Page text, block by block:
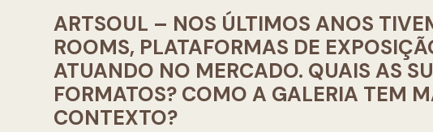
ARTSOUL – NOS ÚLTIMOS ANOS
ROOMS, PLATAFORMAS DE
ATUANDO NO MERCADO. QUAIS AS
FORMATOS? COMO A GALERIA TEM
CONTEXTO?